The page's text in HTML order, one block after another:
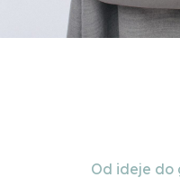
Od ideje do